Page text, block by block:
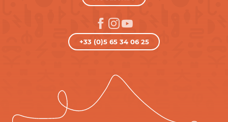
+33 (0)5 65 34 06 25